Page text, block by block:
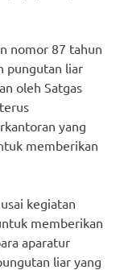
nomor 87 tahun
pungutan liar
oleh Satgas
yang
memberikan
kegiatan
memberikan
aparatur
liar yang